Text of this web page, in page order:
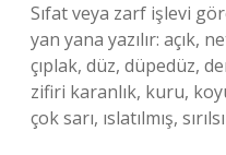
Sıfat veya zarf işlevi
yan yana yazılır: açık,
çıplak, düz, düpedüz,
zifiri karanlık, kuru,
çok sarı, ıslatılmış,